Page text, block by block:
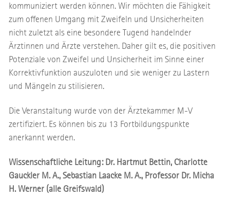
kommuniziert werden können. Wir möchten die Fähigkeit
zum offenen Umgang mit Zweifeln und Unsicherheiten
nicht zuletzt als eine besondere Tugend handelnder
Ärztinnen und Ärzte verstehen. Daher gilt es, die positiven
Potenziale von Zweifel und Unsicherheit im Sinne einer
Korrektivfunktion auszuloten und sie weniger zu Lastern
und Mängeln zu stilisieren.
Die Veranstaltung wurde von der Ärztekammer M-V
zertifiziert. Es können bis zu 13 Fortbildungspunkte
anerkannt werden.
Wissenschaftliche Leitung: Dr. Hartmut Bettin, Charlotte
Gauckler M. A., Sebastian Laacke M. A., Professor Dr. Micha
H. Werner (alle Greifswald)